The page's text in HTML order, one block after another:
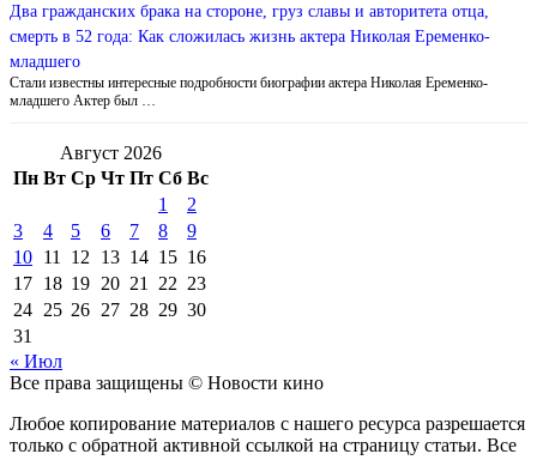
Два гражданских брака на стороне, груз славы и авторитета отца,
смерть в 52 года: Как сложилась жизнь актера Николая Еременко-
младшего
Стали известны интересные подробности биографии актера Николая Еременко-
младшего Актер был …
Август 2026
Пн Вт Ср Чт Пт Сб Вс
1
2
3
4 5 6 7 8
9
10 11 12 13 14 15 16
17 18 19 20 21 22 23
24 25 26 27 28 29 30
31
« Июл
Все права защищены © Новости кино
Любое копирование материалов с нашего ресурса разрешается
только с обратной активной ссылкой на страницу статьи. Все